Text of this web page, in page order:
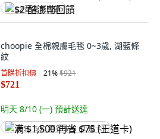
$2 酷澎幣回饋
choopie 全棉親膚毛毯 0~3歲, 湖藍條
紋
首購折扣價 21%$921
$721
明天 8/10 (一) 預計送達
满 $1,500 再省 $75 (王道卡)